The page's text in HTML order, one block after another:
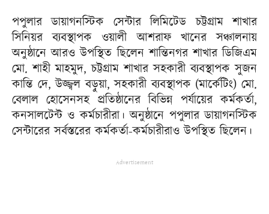
পপুলার ডায়াগনস্টিক সেন্টার লিমিটেড চট্টগ্রাম শাখার
সিনিয়র ব্যবস্থাপক ওয়ালী আশরাফ খানের সঞ্চালনায়
অনুষ্ঠানে আরও উপস্থিত ছিলেন শান্তিনগর শাখার ডিজিএম
মো. শাহী মাহমুদ, চট্টগ্রাম শাখার সহকারী ব্যবস্থাপক সুজন
কান্তি দে, উজ্জ্বল বড়ুয়া, সহকারী ব্যবস্থাপক (মার্কেটিং) মো.
বেলাল হোসেনসহ প্রতিষ্ঠানের বিভিন্ন পর্যায়ের কর্মকর্তা,
কনসালটেন্ট ও কর্মচারীরা। অনুষ্ঠানে পপুলার ডায়াগনস্টিক
সেন্টারের সর্বস্তরের কর্মকর্তা-কর্মচারীরাও উপস্থিত ছিলেন।
Advertisement